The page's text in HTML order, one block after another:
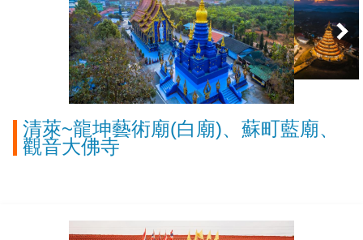
清萊~龍坤藝術廟(白廟)、蘇町藍廟、
觀音大佛寺